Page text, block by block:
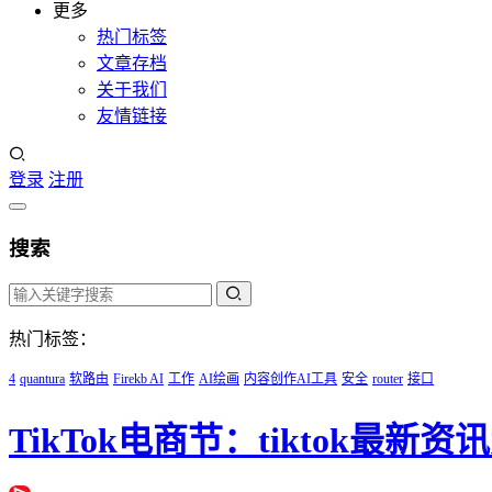
更多
热门标签
文章存档
关于我们
友情链接
登录 注册
搜索
热门标签：
4 quantura 软路由 Firekb AI 工作 AI绘画 内容创作AI工具 安全 router 接口
TikTok电商节：tiktok最新资